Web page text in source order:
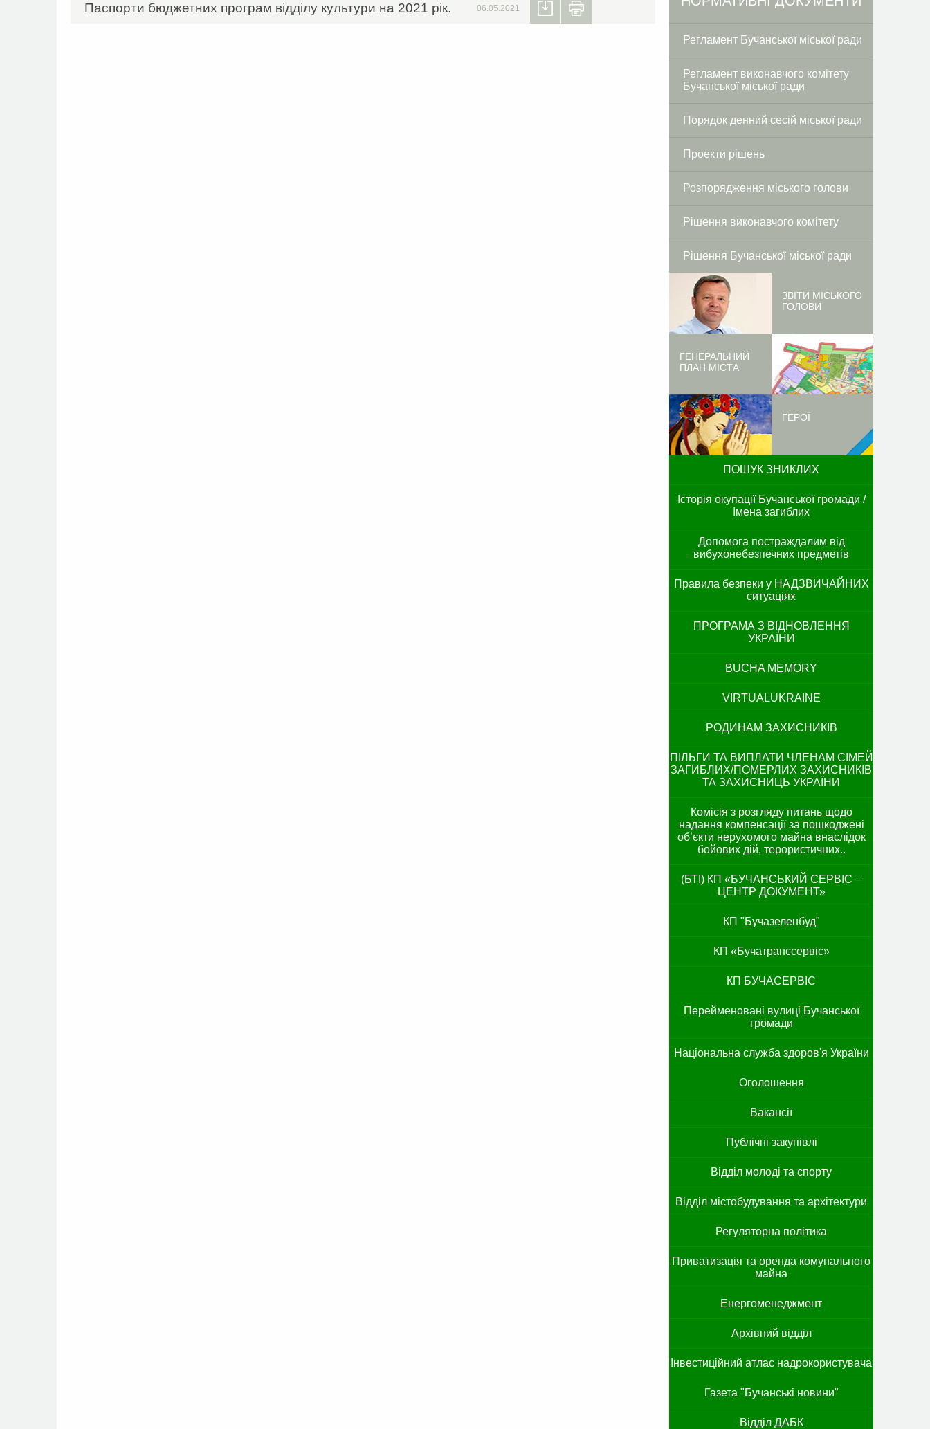
Паспорти бюджетних програм відділу культури на 2021 рік. 06.05.2021
Регламент Бучанської міської ради
Регламент виконавчого комітету
Бучанської міської ради
Порядок денний сесій міської ради
Проекти рішень
Розпорядження міського голови
Рішення виконавчого комітету
Рішення Бучанської міської ради
ЗВІТИ МІСЬКОГО
ГОЛОВИ
ГЕНЕРАЛЬНИЙ
ПЛАН МІСТА
ГЕРОЇ
ПОШУК ЗНИКЛИХ
Історія окупації Бучанської громади /
Імена загиблих
Допомога постраждалим від
вибухонебезпечних предметів
Правила безпеки у НАДЗВИЧАЙНИХ
ситуаціях
ПРОГРАМА З ВІДНОВЛЕННЯ
УКРАЇНИ
BUCHA MEMORY
VIRTUALUKRAINE
РОДИНАМ ЗАХИСНИКІВ
ПІЛЬГИ ТА ВИПЛАТИ ЧЛЕНАМ СІМЕЙ
ЗАГИБЛИХ/ПОМЕРЛИХ ЗАХИСНИКІВ
ТА ЗАХИСНИЦЬ УКРАЇНИ
Комісія з розгляду питань щодо
надання компенсації за пошкоджені
об’єкти нерухомого майна внаслідок
бойових дій, терористичних..
(БТІ) КП «БУЧАНСЬКИЙ СЕРВІС –
ЦЕНТР ДОКУМЕНТ»
КП "Бучазеленбуд"
КП «Бучатранссервіс»
КП БУЧАСЕРВІС
Перейменовані вулиці Бучанської
громади
Національна служба здоров'я України
Оголошення
Вакансії
Публічні закупівлі
Відділ молоді та спорту
Відділ містобудування та архітектури
Регуляторна політика
Приватизація та оренда комунального
майна
Енергоменеджмент
Архівний відділ
Інвестиційний атлас надрокористувача
Газета "Бучанські новини"
Відділ ДАБК